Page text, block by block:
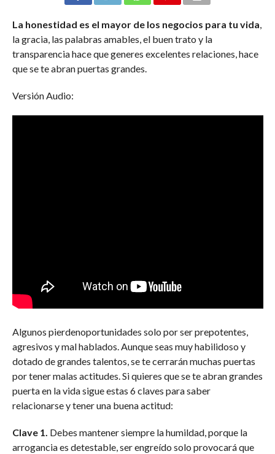
La honestidad es el mayor de los negocios para tu vida,
la gracia, las palabras amables, el buen trato y la
transparencia hace que generes excelentes relaciones, hace
que se te abran puertas grandes.
Versión Audio:
Algunos pierdenoportunidades solo por ser prepotentes,
agresivos y mal hablados. Aunque seas muy habilidoso y
dotado de grandes talentos, se te cerrarán muchas puertas
por tener malas actitudes. Si quieres que se te abran grandes
puerta en la vida sigue estas 6 claves para saber
relacionarse y tener una buena actitud:
Clave 1. Debes mantener siempre la humildad, porque la
arrogancia es detestable, ser engreído solo provocará que